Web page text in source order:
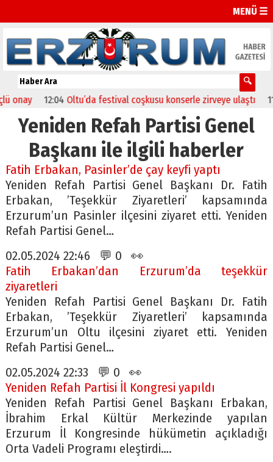
MENÜ ☰
12:04 Oltu’da festival coşkusu konserle zirveye ulaştı 11:46
Yeniden Refah Partisi Genel
Başkanı ile ilgili haberler
Fatih Erbakan, Pasinler’de çay keyfi yaptı
Yeniden Refah Partisi Genel Başkanı Dr. Fatih
Erbakan, ’Teşekkür Ziyaretleri’ kapsamında
Erzurum’un Pasinler ilçesini ziyaret etti. Yeniden
Refah Partisi Genel…
02.05.2024 22:46 💬 0 👀
Fatih Erbakan’dan Erzurum’da teşekkür
ziyaretleri
Yeniden Refah Partisi Genel Başkanı Dr. Fatih
Erbakan, ’Teşekkür Ziyaretleri’ kapsamında
Erzurum’un Oltu ilçesini ziyaret etti. Yeniden
Refah Partisi Genel…
02.05.2024 22:33 💬 0 👀
Yeniden Refah Partisi İl Kongresi yapıldı
Yeniden Refah Partisi Genel Başkanı Erbakan,
İbrahim Erkal Kültür Merkezinde yapılan
Erzurum İl Kongresinde hükümetin açıkladığı
Orta Vadeli Programı eleştirdi….